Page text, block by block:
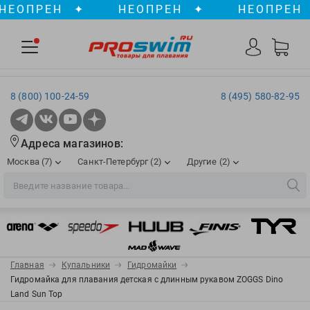
✦ НЕОПРЕН ✦ НЕОПРЕН ✦
8 (495) 580-82-95
8 (800) 100-24-59
Aqua Sphere
AquaFeel
Aqurun
Ergosport
Expand-a-Lung
Finis
Адреса магазинов:
Москва (7)
Рижская
Войковская/Балтийская, ТЦ «Метрополис»
Славянский бульвар
Санкт-Петербург (2)
Сенная пл./Садовая , ТЦ «ПИК»
Обводный канал, ТРК «Лиговъ»
Другие (2)
Краснодар
ул. им. Володи Головатого, д. 311
ТЦ «Галерея», 2 этаж
С 10.00 до 22.00
Телефон магазина: 8 (861) 204-20-01
Главная Купальники
Гидромайки
Гидромайка для плавания детская с длинным рукавом ZOGGS Dino
Land Sun Top